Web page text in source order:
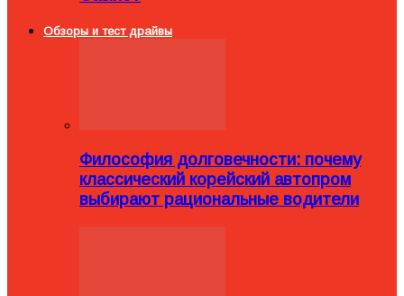
Обзоры и тест драйвы
Философия долговечности: почему
классический корейский автопром
выбирают рациональные водители